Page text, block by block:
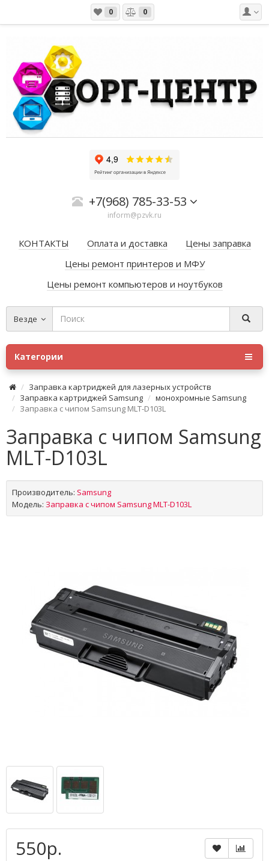
0 0
+7(968) 785-33-53
inform@pzvk.ru
КОНТАКТЫ Оплата и доставка
Цены заправка
Цены ремонт принтеров и МФУ
Цены ремонт компьютеров и ноутбуков
Везде
Категории
Заправка картриджей для лазерных устройств
Заправка картриджей Samsung
монохромные Samsung
Заправка с чипом Samsung MLT-D103L
Заправка с чипом Samsung
MLT-D103L
Производитель: Samsung
Модель: Заправка с чипом Samsung MLT-D103L
550р.